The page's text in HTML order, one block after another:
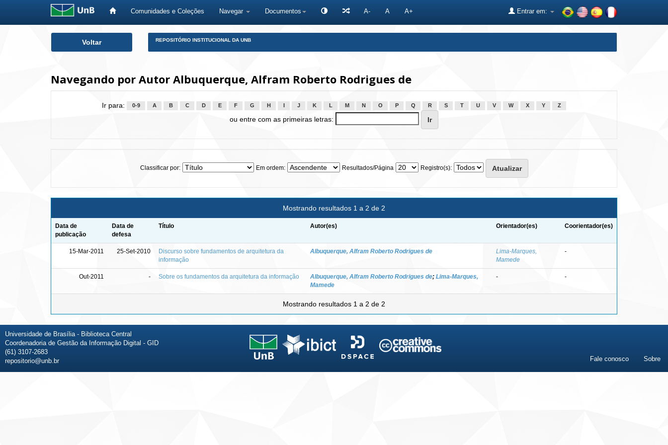
Comunidades e Coleções Navegar Documentos A- A A+ Entrar em:
Voltar REPOSITÓRIO INSTITUCIONAL DA UNB
Navegando por Autor Albuquerque, Alfram Roberto Rodrigues de
Ir para: 0-9 A B C D E F G H J K L M N O P Q R S T U V W X Y Z
ou entre com as primeiras letras:
Classificar por: Em ordem: Resultados/Página Registro(s):
Mostrando resultados 1 a 2 de 2
Data de
publicação
Data de
defesa
Título Autor(es) Orientador(es) Coorientador(es)
15-Mar-2011 25-Set-2010
Discurso sobre fundamentos de arquitetura da
informação
Albuquerque, Alfram Roberto Rodrigues de
Lima-Marques,
Mamede
-
Out-2011 - Sobre os fundamentos da arquitetura da informação Albuquerque, Alfram Roberto Rodrigues de; Lima-Marques,
Mamede
- -
Mostrando resultados 1 a 2 de 2
Universidade de Brasília - Biblioteca Central
Coordenadoria de Gestão da Informação Digital - GID
(61) 3107-2683
repositorio@unb.br
Fale conosco Sobre